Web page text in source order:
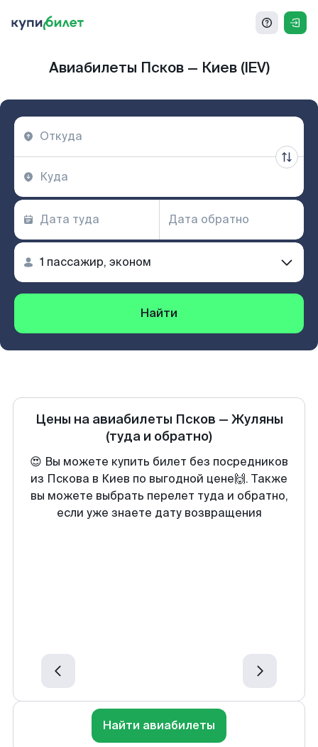
Авиабилеты Псков — Киев (IEV)
Найти
Цены на авиабилеты Псков — Жуляны
(туда и обратно)
😍 Вы можете купить билет без посредников
из Пскова в Киев по выгодной цене🙌. Также
вы можете выбрать перелет туда и обратно,
если уже знаете дату возвращения
Найти авиабилеты